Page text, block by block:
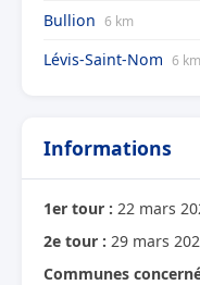
Bullion 6 km
Lévis-Saint-Nom 6 km
Informations
1er tour : 22 mars
2e tour : 29 mars
Communes